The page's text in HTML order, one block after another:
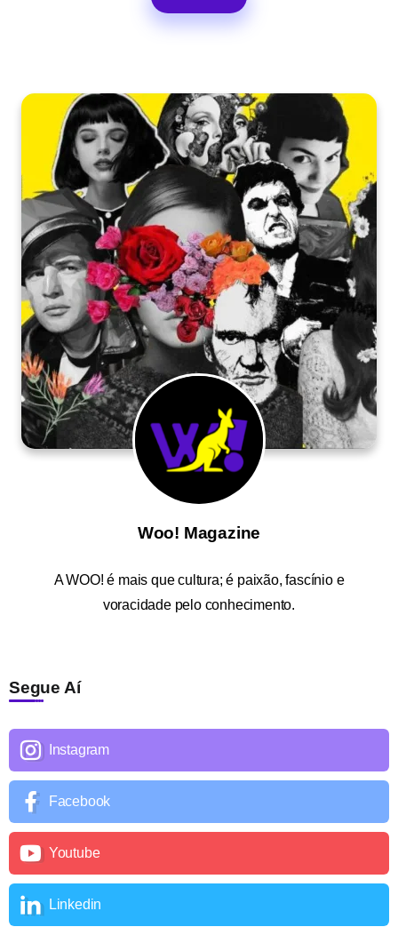
Woo! Magazine
AWOO! é mais que cultura; é paixão, fascínio e
voracidade pelo conhecimento.
Segue Aí
Instagram
Facebook
Youtube
Linkedin